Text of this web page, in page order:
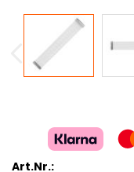
Art.Nr.: